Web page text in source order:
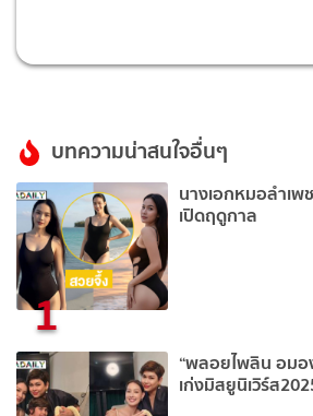
บทความน่าสนใจอื่นๆ
1
นางเอกหมอลำเ
เปิดฤดูกาล
“พลอยไพลิน อม
เก่งมิสยูนิเวิร์ส